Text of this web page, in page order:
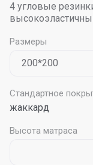
4 угловые
Размеры
Стандартное
жаккард
Высота матраса